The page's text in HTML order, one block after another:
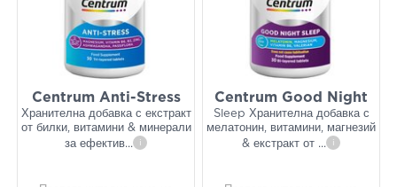
Centrum Anti-Stress
Хранителна добавка с екстракт
от билки, витамини & минерали
за ефектив... i
Centrum Good Night
Sleep Хранителна добавка с
мелатонин, витамини, магнезий
& екстракт от ... i